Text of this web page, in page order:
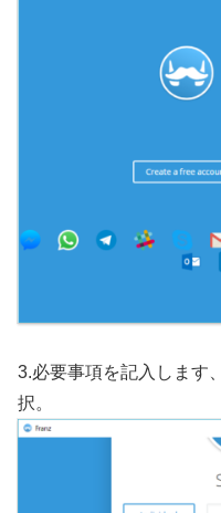
3.必要事項を記入します
択。